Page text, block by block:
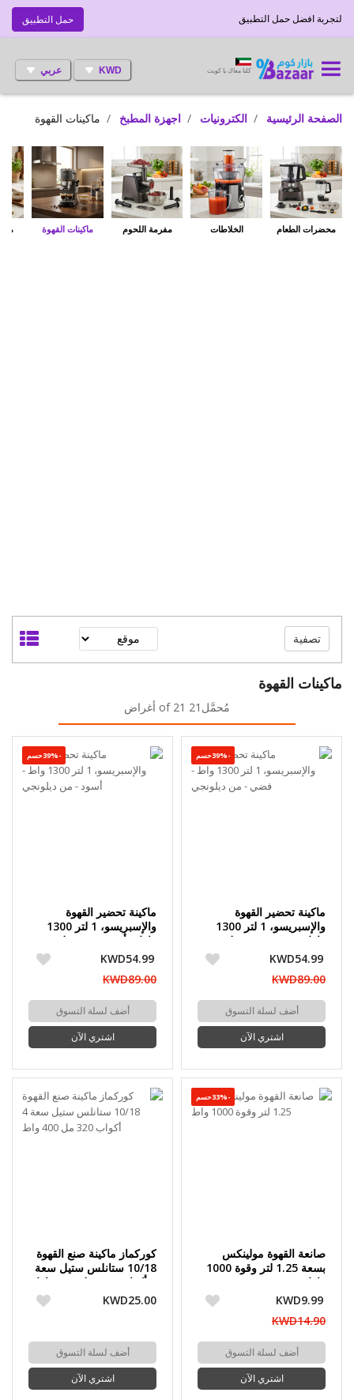
حمل التطبيق لتجربة افضل حمل التطبيق
KWD عربي كلنا معاك يا كويت
الصفحة الرئيسية الكترونيات اجهزة المطبخ ماكينات القهوة
محضرات الطعام الخلاطات مفرمة اللحوم ماكينات القهوة
ماكينات القهوة
مُحمَّل21 of 21 أغراض
-39%حسم
ماكينة تحضير القهوة
والإسبريسو، 1 لتر 1300
واط - فضي - من ديلونجي
KWD54.99
KWD89.00
أضف لسلة التسوق
اشتري الآن
-39%حسم
ماكينة تحضير القهوة
والإسبريسو، 1 لتر 1300
واط - أسود - من ديلونجي
KWD54.99
KWD89.00
أضف لسلة التسوق
اشتري الآن
-33%حسم
صانعة القهوة مولينكس
بسعة 1.25 لتر وقوة 1000
واط
KWD9.99
KWD14.90
أضف لسلة التسوق
اشتري الآن
كوركماز ماكينة صنع القهوة
10/18 ستانلس ستيل سعة
KWD25.00
أضف لسلة التسوق
اشتري الآن
تصفية